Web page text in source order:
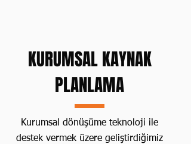
KURUMSAL KAYNAK
PLANLAMA
Kurumsal dönüşüme teknoloji ile
destek vermek üzere geliştirdiğimiz